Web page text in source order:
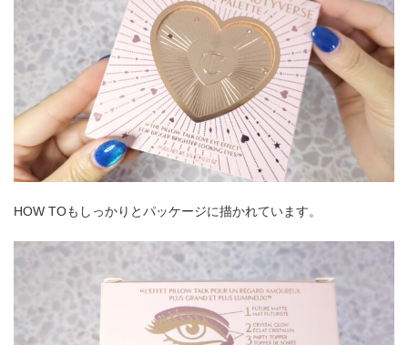
HOW TOもしっかりとパッケージに描かれています。